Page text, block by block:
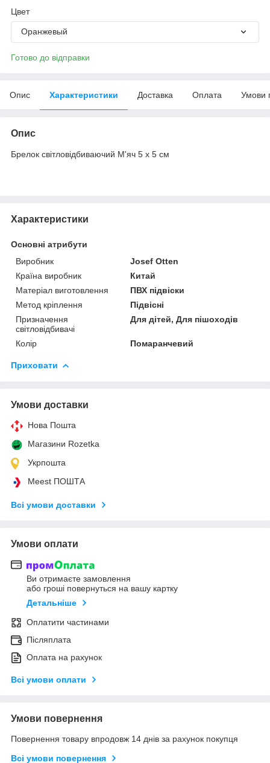
Цвет
Оранжевый
Готово до відправки
Опис Характеристики Доставка Оплата Умови
Опис
Брелок світловідбиваючий М'яч 5 х 5 см
Характеристики
Основні атрибути
Виробник
Josef Otten
Країна виробник
Китай
Матеріал виготовлення
ПВХ підвіски
Метод кріплення
Підвісні
Призначення
світловідбивачі
Для дітей, Для пішоходів
Колір Помаранчевий
Приховати
Умови доставки
Нова Пошта
Магазини Rozetka
Укрпошта
Meest ПОШТА
Всі умови доставки
Умови оплати
Ви отримаєте замовлення
або гроші повернуться на вашу картку
Детальніше
Оплатити частинами
Післяплата
Оплата на рахунок
Всі умови оплати
Умови повернення
Повернення товару впродовж 14 днів за рахунок покупця
Всі умови повернення